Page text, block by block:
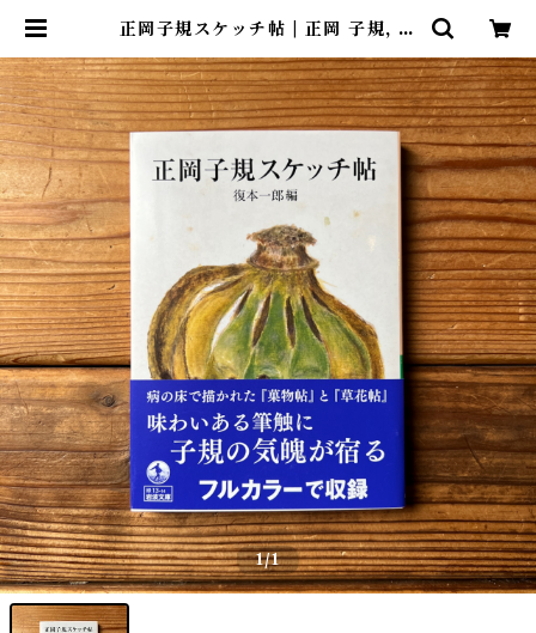
正岡子規スケッチ帖 | 正岡 子規, 復
の本屋 トンガ坂文庫
1/1